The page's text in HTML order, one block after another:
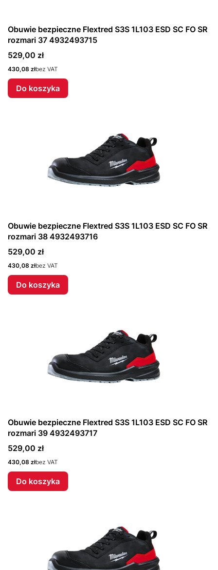
Obuwie bezpieczne Flextred S3S 1L103 ESD SC FO SR
rozmari 37 4932493715
Cena
529,00 zł
Cena
430,08 złbez VAT
Do koszyka
Obuwie bezpieczne Flextred S3S 1L103 ESD SC FO SR
rozmari 38 4932493716
Cena
529,00 zł
Cena
430,08 złbez VAT
Do koszyka
Obuwie bezpieczne Flextred S3S 1L103 ESD SC FO SR
rozmari 39 4932493717
Cena
529,00 zł
Cena
430,08 złbez VAT
Do koszyka